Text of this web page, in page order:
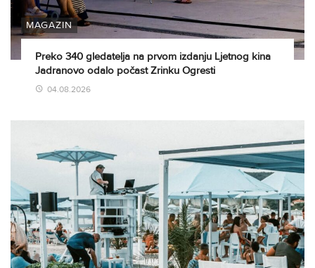
MAGAZIN
Preko 340 gledatelja na prvom izdanju Ljetnog kina
Jadranovo odalo počast Zrinku Ogresti
04.08.2026